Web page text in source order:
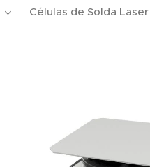
Células de Solda Laser